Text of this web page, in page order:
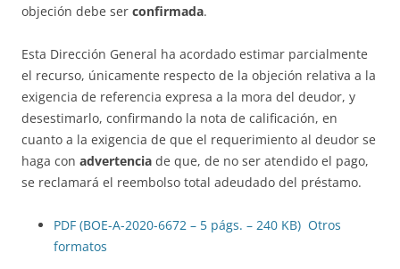
objeción debe ser confirmada.
Esta Dirección General ha acordado estimar parcialmente
el recurso, únicamente respecto de la objeción relativa a la
exigencia de referencia expresa a la mora del deudor, y
desestimarlo, confirmando la nota de calificación, en
cuanto a la exigencia de que el requerimiento al deudor se
haga con advertencia de que, de no ser atendido el pago,
se reclamará el reembolso total adeudado del préstamo.
PDF (BOE-A-2020-6672 – 5 págs. – 240 KB) Otros
formatos